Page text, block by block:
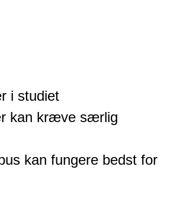
i studiet
kan kræve særlig
kan fungere bedst for